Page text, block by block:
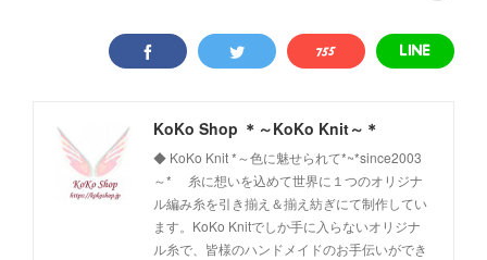
KoKo Shop ＊～KoKo Knit～＊
◆ KoKo Knit *～色に魅せられて*~*since2003
～* 糸に想いを込めて世界に１つのオリジナ
ル編み糸を引き揃え＆揃え紡ぎにて制作してい
ます。KoKo Knitでしか手に入らないオリジナ
ル糸で、皆様のハンドメイドのお手伝いができ